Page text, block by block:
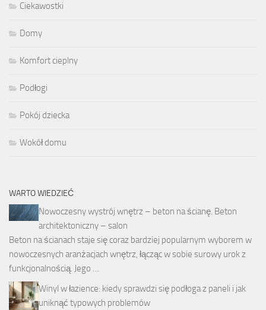
Ciekawostki
Domy
Komfort cieplny
Podłogi
Pokój dziecka
Wokół domu
WARTO WIEDZIEĆ
Nowoczesny wystrój wnętrz – beton na ścianę. Beton
architektoniczny – salon
Beton na ścianach staje się coraz bardziej popularnym wyborem w
nowoczesnych aranżacjach wnętrz, łącząc w sobie surowy urok z
funkcjonalnością. Jego …
Winyl w łazience: kiedy sprawdzi się podłoga z paneli i jak
uniknąć typowych problemów